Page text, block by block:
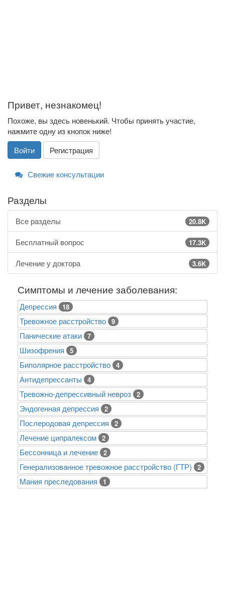
Привет, незнакомец!
Похоже, вы здесь новенький. Чтобы принять участие,
нажмите одну из кнопок ниже!
Войти
Регистрация
Свежие консультации
Разделы
Все разделы 20.8K
Бесплатный вопрос 17.3K
Лечение у доктора 3.6K
Симптомы и лечение заболевания:
Депрессия 18
Тревожное расстройство 9
Панические атаки 7
Шизофрения 5
Биполярное расстройство 4
Антидепрессанты 4
Тревожно-депрессивный невроз 2
Эндогенная депрессия 2
Послеродовая депрессия 2
Лечение ципралексом 2
Бессонница и лечение 2
Генерализованное тревожное расстройство (ГТР) 2
Mания преследования 1